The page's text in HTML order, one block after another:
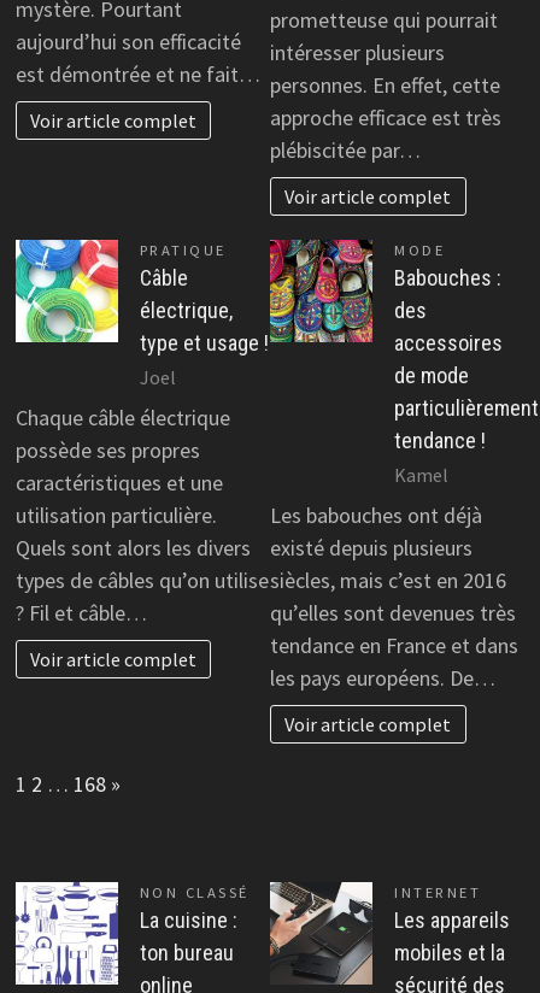
mystère. Pourtant
aujourd’hui son efficacité
est démontrée et ne fait…
Voir article complet
prometteuse qui pourrait
intéresser plusieurs
personnes. En effet, cette
approche efficace est très
plébiscitée par…
Voir article complet
PRATIQUE
Câble
électrique,
type et usage !
Joel
Chaque câble électrique
possède ses propres
caractéristiques et une
utilisation particulière.
Quels sont alors les divers
types de câbles qu’on utilise
? Fil et câble…
Voir article complet
MODE
Babouches :
des
accessoires
de mode
particulièrement
tendance !
Kamel
Les babouches ont déjà
existé depuis plusieurs
siècles, mais c’est en 2016
qu’elles sont devenues très
tendance en France et dans
les pays européens. De…
Voir article complet
Page:
1 2 … 168 Next
»
NON CLASSÉ
La cuisine :
ton bureau
online
INTERNET
Les appareils
mobiles et la
sécurité des